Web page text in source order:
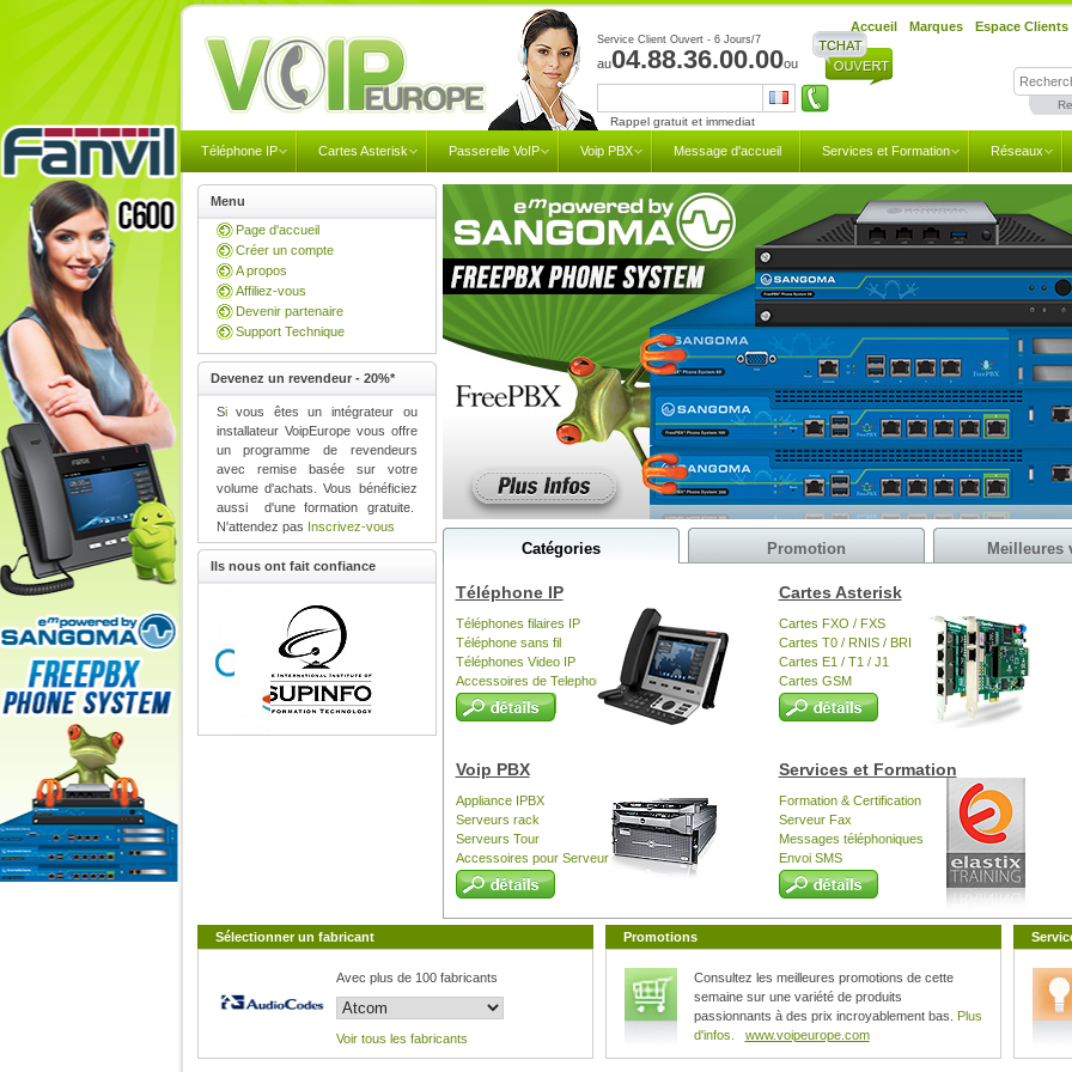
Accueil Marques Espace Clients
Service Client Ouvert - 6 Jours/7
au04.88.36.00.00ou
Rappel gratuit et immediat
Téléphone IP Cartes Asterisk Passerelle VoIP Voip PBX Message d'accueil Services et Formation Réseaux
Menu
Page d'accueil
Créer un compte
A propos
Affiliez-vous
Devenir partenaire
Support Technique
Devenez un revendeur - 20%*
Si
vous êtes un intégrateur ou
installateur VoipEurope vous offre
un programme de revendeurs
avec remise basée sur votre
volume d'achats. Vous bénéficiez
aussi d'une formation gratuite.
N'attendez pas Inscrivez-vous
Ils nous ont fait confiance Sangoma FreePBX
Catégories Promotion Meilleures
Téléphone IP
Téléphones filaires IP
Téléphone sans fil
Téléphones Video IP
Accessoires de Telephone
Cartes Asterisk
Cartes FXO / FXS
Cartes T0 / RNIS / BRI
Cartes E1 / T1 / J1
Cartes GSM
Voip PBX
Appliance IPBX
Serveurs rack
Serveurs Tour
Accessoires pour Serveur
Services et Formation
Formation & Certification
Serveur Fax
Messages téléphoniques
Envoi SMS
Sélectionner un fabricant
Avec plus de 100 fabricants
Voir tous les fabricants
Promotions
Consultez les meilleures promotions de cette
semaine sur une variété de produits
passionnants à des prix incroyablement bas.
Plus
d'infos.
www.voipeurope.com